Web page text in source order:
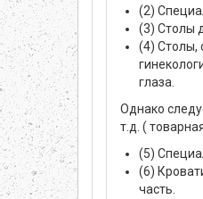
(2)
(3) Столы
(4) Столы,
глаза.
Однако
т.д. (
(5)
(6)
часть.